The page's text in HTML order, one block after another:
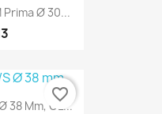
Prima Ø 30...
38 Mm, GL...
favorite_border